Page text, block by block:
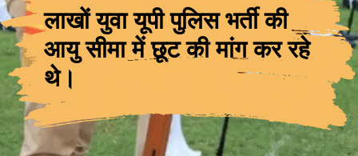
लाखों युवा यूपी पुलिस भर्ती की
आयु सीमा में छूट की मांग कर रहे
थे।